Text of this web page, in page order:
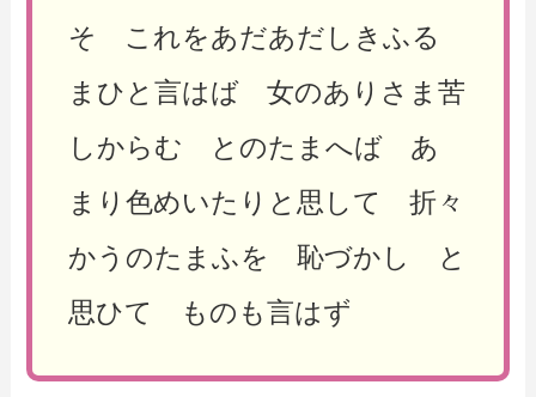
そ これをあだあだしきふる
まひと言はば 女のありさま苦
しからむ とのたまへば あ
まり色めいたりと思して 折々
かうのたまふを 恥づかし と
思ひて ものも言はず